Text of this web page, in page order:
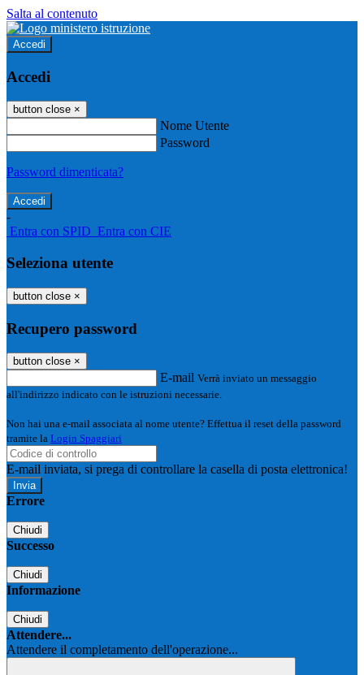
Salta al contenuto
Accedi
Accedi
button close ×
Nome Utente
Password
Password dimenticata?
-
Entra con SPID Entra con CIE
Seleziona utente
button close ×
Recupero password
button close ×
E-mail Verrà inviato un messaggio
all'indirizzo indicato con le istruzioni necessarie.
Non hai una e-mail associata al nome utente? Effettua il reset della password
tramite la Login Spaggiari
E-mail inviata, si prega di controllare la casella di posta elettronica!
Errore
Chiudi
Successo
Chiudi
Informazione
Chiudi
Attendere...
Attendere il completamento dell'operazione...